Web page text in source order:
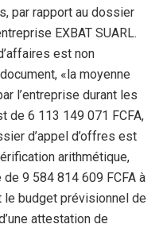
par rapport au dossier
EXBAT SUARL.
est non
«la moyenne
l’entreprise durant les
de 6 113 149 071 FCFA,
d’appel d’offres est
arithmétique,
9 584 814 609 FCFA à
le budget prévisionnel de
attestation de